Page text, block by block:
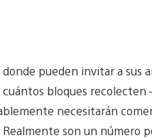
pueden invitar a sus
bloques recolecten
necesitarán
son un número